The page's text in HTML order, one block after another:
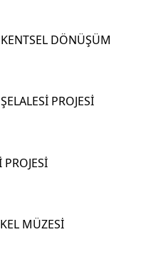
DÖNÜŞÜM
PROJESİ
MÜZESİ